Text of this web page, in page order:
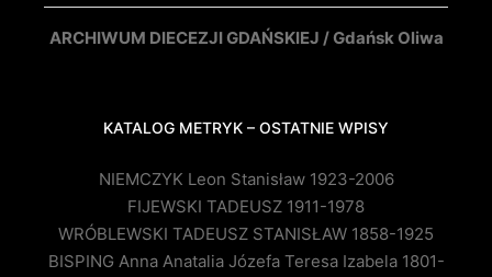
ARCHIWUM DIECEZJI GDAŃSKIEJ / Gdańsk Oliwa
KATALOG METRYK – OSTATNIE WPISY
NIEMCZYK Leon Stanisław 1923-2006
FIJEWSKI TADEUSZ 1911-1978
WRÓBLEWSKI TADEUSZ STANISŁAW 1858-1925
BISPING Anna Anatalia Józefa Teresa Izabela 1801-